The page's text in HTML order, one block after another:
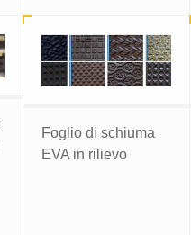
Foglio di schiuma
EVA in rilievo